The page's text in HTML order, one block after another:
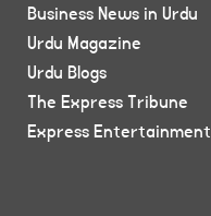
Business News in Urdu
Urdu Magazine
Urdu Blogs
The Express Tribune
Express Entertainment